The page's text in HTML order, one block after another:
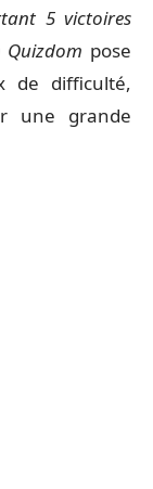
5 victoires
pose
de difficulté,
une grande